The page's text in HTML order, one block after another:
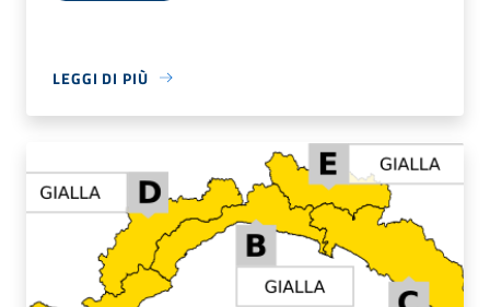
LEGGI DI PIÙ